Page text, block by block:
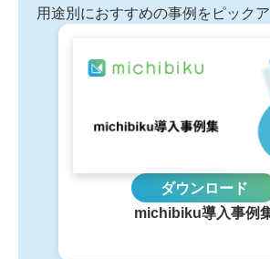
用途別におすすめの事例をピックア
ダウンロード
michibiku導入事例